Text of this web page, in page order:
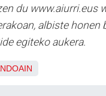
du www.aiurri.eus
albiste honen
egiteko aukera.